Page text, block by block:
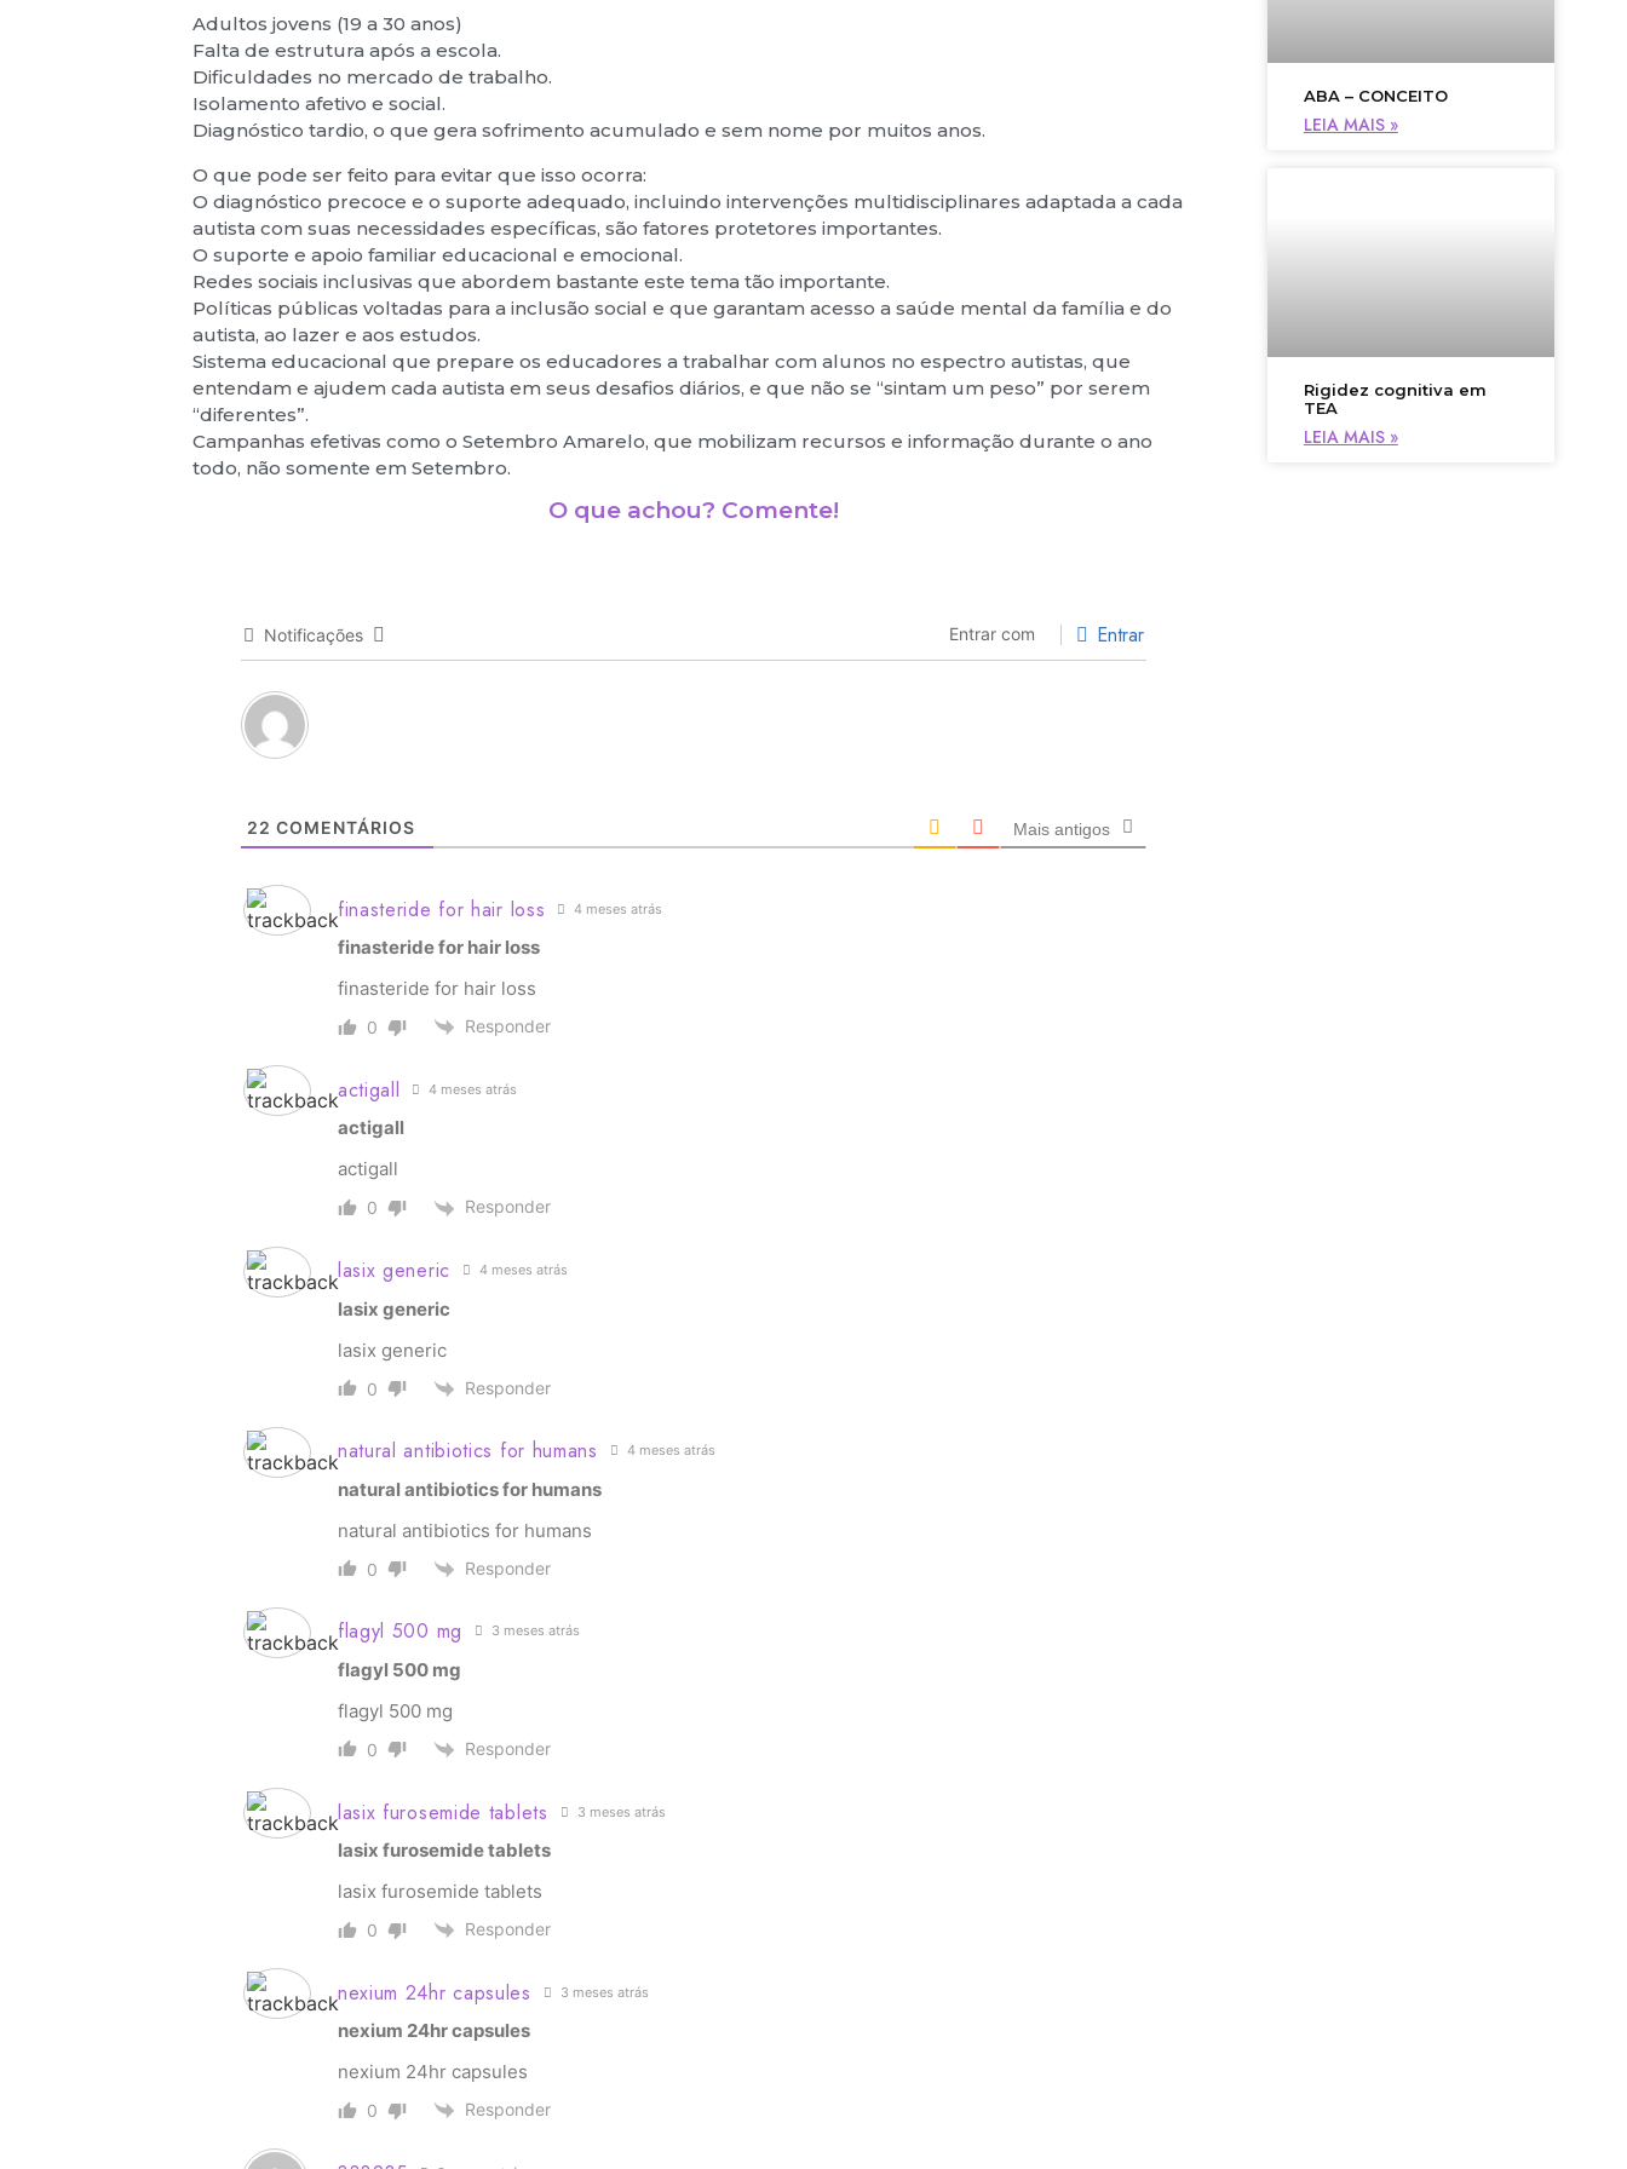
Adultos jovens (19 a 30 anos)
Falta de estrutura após a escola.
Dificuldades no mercado de trabalho.
Isolamento afetivo e social.
Diagnóstico tardio, o que gera sofrimento acumulado e sem nome por muitos anos.
O que pode ser feito para evitar que isso ocorra:
O diagnóstico precoce e o suporte adequado, incluindo intervenções multidisciplinares adaptada a cada
autista com suas necessidades específicas, são fatores protetores importantes.
O suporte e apoio familiar educacional e emocional.
Redes sociais inclusivas que abordem bastante este tema tão importante.
Políticas públicas voltadas para a inclusão social e que garantam acesso a saúde mental da família e do
autista, ao lazer e aos estudos.
Sistema educacional que prepare os educadores a trabalhar com alunos no espectro autistas, que
entendam e ajudem cada autista em seus desafios diários, e que não se “sintam um peso” por serem
“diferentes”.
Campanhas efetivas como o Setembro Amarelo, que mobilizam recursos e informação durante o ano
todo, não somente em Setembro.
O que achou? Comente!
Notificações Entrar com Entrar
22 COMENTÁRIOS Mais antigos
finasteride for hair loss 4 meses atrás
finasteride for hair loss
finasteride for hair loss
0 Responder
actigall 4 meses atrás
actigall
actigall
0 Responder
lasix generic 4 meses atrás
lasix generic
lasix generic
0 Responder
natural antibiotics for humans 4 meses atrás
natural antibiotics for humans
natural antibiotics for humans
0 Responder
flagyl 500 mg 3 meses atrás
flagyl 500 mg
flagyl 500 mg
0 Responder
lasix furosemide tablets 3 meses atrás
lasix furosemide tablets
lasix furosemide tablets
0 Responder
nexium 24hr capsules 3 meses atrás
nexium 24hr capsules
nexium 24hr capsules
0 Responder
ABA – CONCEITO
LEIA MAIS »
Rigidez cognitiva em
TEA
LEIA MAIS »